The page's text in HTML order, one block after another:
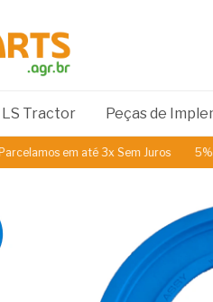
LS Tractor Peças de
em até 3x Sem Juros 5% de